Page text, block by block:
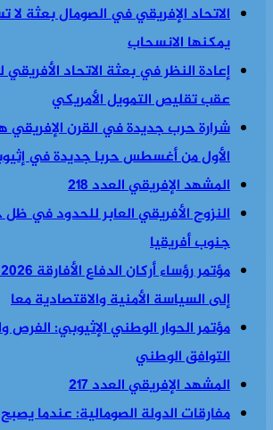
الاتحاد الإفريقي في الصومال بعثة لا
يمكنها الانسحاب
إعادة النظر في بعثة الاتحاد
عقب تقليص التمويل الأمريكي
شرارة حرب جديدة في القرن
الأول من أغسطس حربا جديدة في
المشهد الإفريقي العدد 218
جنوب أفريقيا
إلى السياسة الأمنية والاقتصادية معا
مؤتمر الحوار الوطني الإثيوبي: الفرص
التوافق الوطني
المشهد الإفريقي العدد 217
مفارقات الدولة الصومالية: عندما